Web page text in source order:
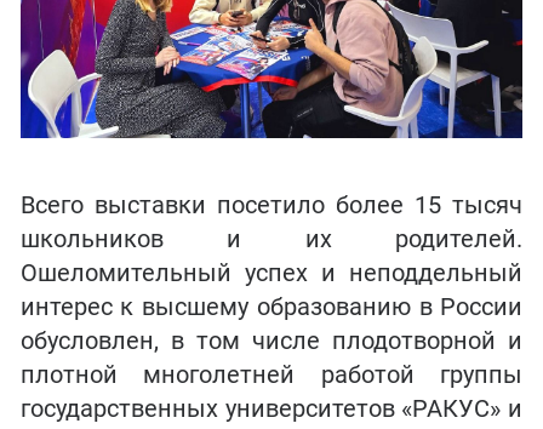
Всего выставки посетило более 15 тысяч
школьников и их родителей.
Ошеломительный успех и неподдельный
интерес к высшему образованию в России
обусловлен, в том числе плодотворной и
плотной многолетней работой группы
государственных университетов «РАКУС» и